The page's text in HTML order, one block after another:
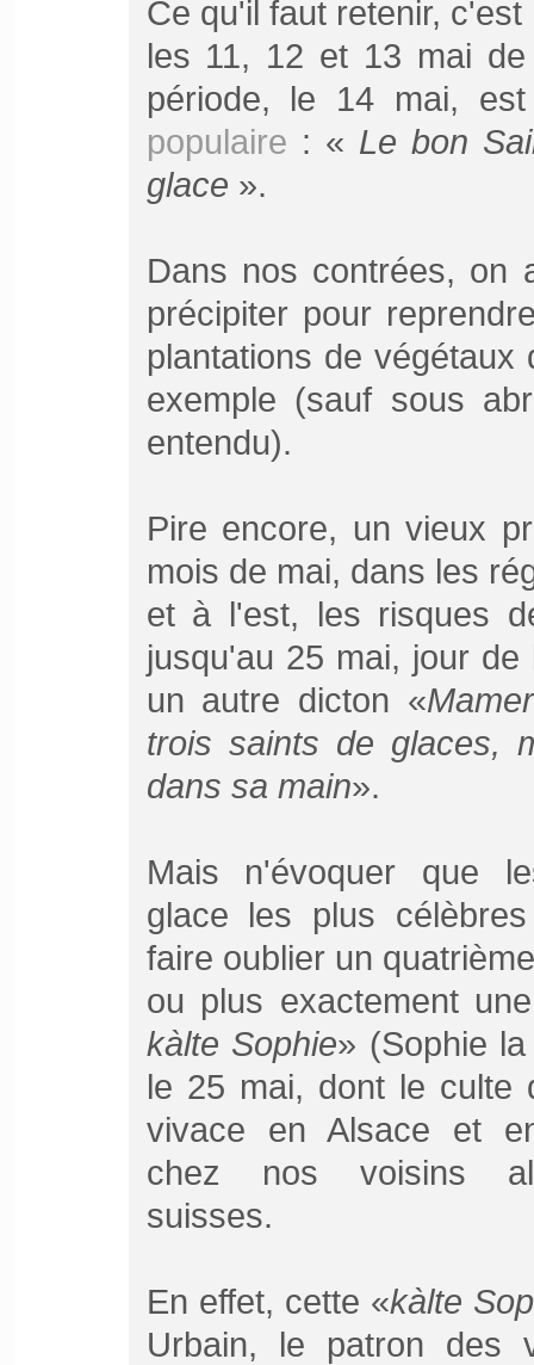
Ce qu'il faut retenir,
les 11, 12 et 13 mai
période, le 14 mai,
populaire : « Le bon
glace ».
Dans nos contrées, on
précipiter pour
plantations de
exemple (sauf sous
entendu).
Pire encore, un vieux
mois de mai, dans les
et à l'est, les risques
jusqu'au 25 mai, jour
un autre dicton «
trois saints de glaces,
dans sa main».
Mais n'évoquer que
glace les plus
faire oublier un
ou plus exactement
kàlte Sophie» (Sophie
le 25 mai, dont le culte
vivace en Alsace et
chez nos voisins
suisses.
En effet, cette «kàlte
Urbain, le patron des